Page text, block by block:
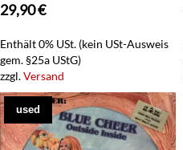
29,90€
Enthält 0% USt. (kein USt-Ausweis
gem. §25a UStG)
zzgl.Versand
used